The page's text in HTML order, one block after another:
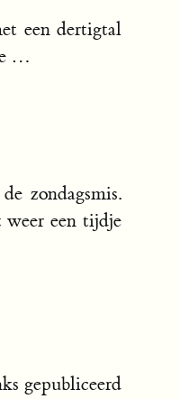
een dertigtal
…
zondagsmis.
een tijdje
gepubliceerd